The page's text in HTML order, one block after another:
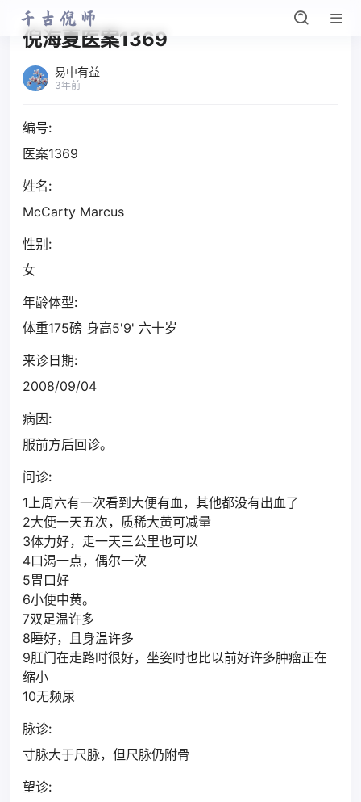
倪海夏医案1369
易中有益
3年前
编号:
医案1369
姓名:
McCarty Marcus
性别:
女
年龄体型:
体重175磅 身高5'9' 六十岁
来诊日期:
2008/09/04
病因:
服前方后回诊。
问诊:
1上周六有一次看到大便有血，其他都没有出血了
2大便一天五次，质稀大黄可减量
3体力好，走一天三公里也可以
4口渴一点，偶尔一次
5胃口好
6小便中黄。
7双足温许多
8睡好，且身温许多
9肛门在走路时很好，坐姿时也比以前好许多肿瘤正在
缩小
10无频尿
脉诊:
寸脉大于尺脉，但尺脉仍附骨
望诊: